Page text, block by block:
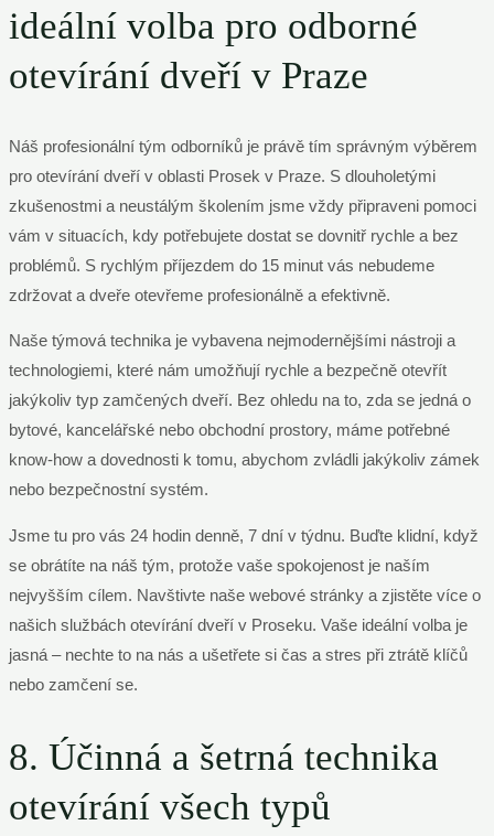
ideální volba pro odborné
otevírání dveří v Praze
Náš profesionální tým odborníků je právě tím správným výběrem
pro otevírání dveří v oblasti Prosek v Praze. S dlouholetými
zkušenostmi a neustálým školením jsme vždy připraveni pomoci
vám v situacích, kdy potřebujete dostat se dovnitř rychle a bez
problémů. S rychlým příjezdem do 15 minut vás nebudeme
zdržovat a dveře otevřeme profesionálně a efektivně.
Naše týmová technika je vybavena nejmodernějšími nástroji a
technologiemi, které nám umožňují rychle a bezpečně otevřít
jakýkoliv typ zamčených dveří. Bez ohledu na to, zda se jedná o
bytové, kancelářské nebo obchodní prostory, máme potřebné
know-how a dovednosti k tomu, abychom zvládli jakýkoliv zámek
nebo bezpečnostní systém.
Jsme tu pro vás 24 hodin denně, 7 dní v týdnu. Buďte klidní, když
se obrátíte na náš tým, protože vaše spokojenost je naším
nejvyšším cílem. Navštivte naše webové stránky a zjistěte více o
našich službách otevírání dveří v Proseku. Vaše ideální volba je
jasná – nechte to na nás a ušetřete si čas a stres při ztrátě klíčů
nebo zamčení se.
8. Účinná a šetrná technika
otevírání všech typů